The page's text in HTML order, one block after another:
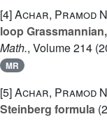
[4]Achar, Pramod
loop
Math., Volume 214
MR
[5]Achar, Pramod
Steinberg formula